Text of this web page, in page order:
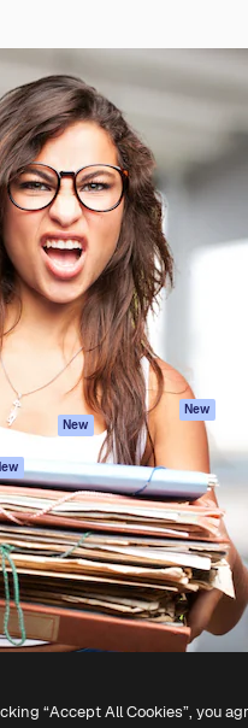
de IA
vídeos
de stock
New
Começar
Academy
Documentação
Atendimento
Termos e
condições
Política de
privacidade
Originais
New
Política de cookies
Central de
confiabilidade
Afiliados
Empresas
reservados.
“Accept All Cookies”, you